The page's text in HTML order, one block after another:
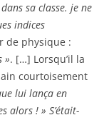
sa classe. je ne
indices
de physique :
». […] Lorsqu’il la
courtoisement
lui lança en
alors ! » S’était-